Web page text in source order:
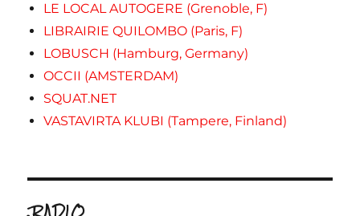
LE LOCAL AUTOGERE (Grenoble, F)
LIBRAIRIE QUILOMBO (Paris, F)
LOBUSCH (Hamburg, Germany)
OCCII (AMSTERDAM)
SQUAT.NET
VASTAVIRTA KLUBI (Tampere, Finland)